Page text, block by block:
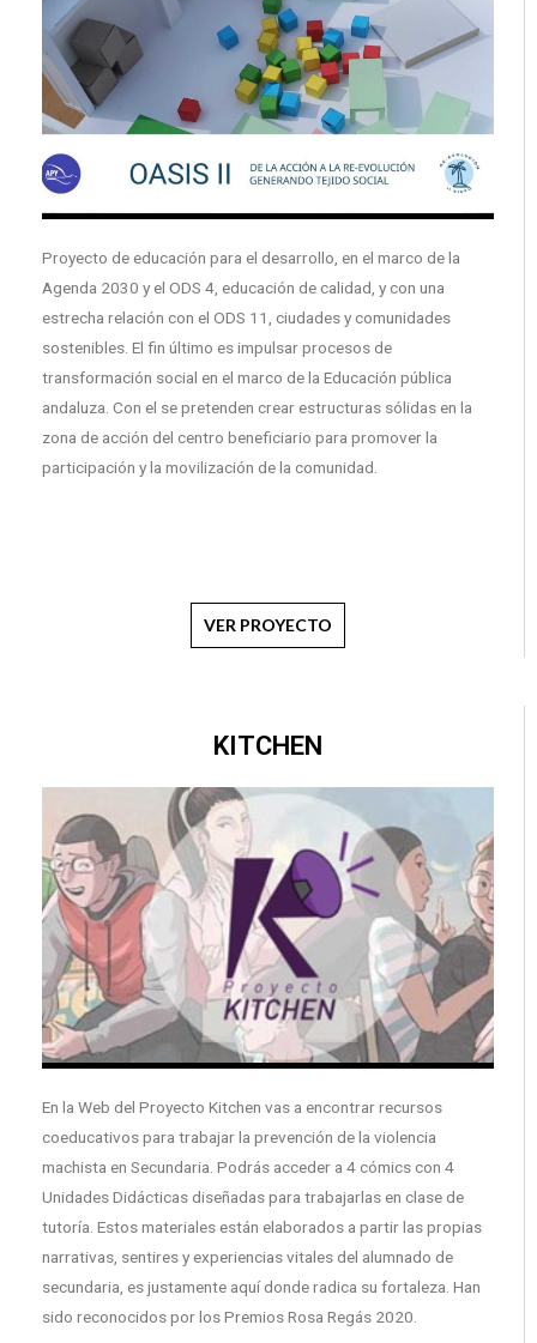
Proyecto de educación para el desarrollo, en el marco de la
Agenda 2030 y el ODS 4, educación de calidad, y con una
estrecha relación con el ODS 11, ciudades y comunidades
sostenibles. El fin último es impulsar procesos de
transformación social en el marco de la Educación pública
andaluza. Con el se pretenden crear estructuras sólidas en la
zona de acción del centro beneficiario para promover la
participación y la movilización de la comunidad.
VER PROYECTO
KITCHEN
En la Web del Proyecto Kitchen vas a encontrar recursos
coeducativos para trabajar la prevención de la violencia
machista en Secundaria. Podrás acceder a 4 cómics con 4
Unidades Didácticas diseñadas para trabajarlas en clase de
tutoría. Estos materiales están elaborados a partir las propias
narrativas, sentires y experiencias vitales del alumnado de
secundaria, es justamente aquí donde radica su fortaleza. Han
sido reconocidos por los Premios Rosa Regás 2020.